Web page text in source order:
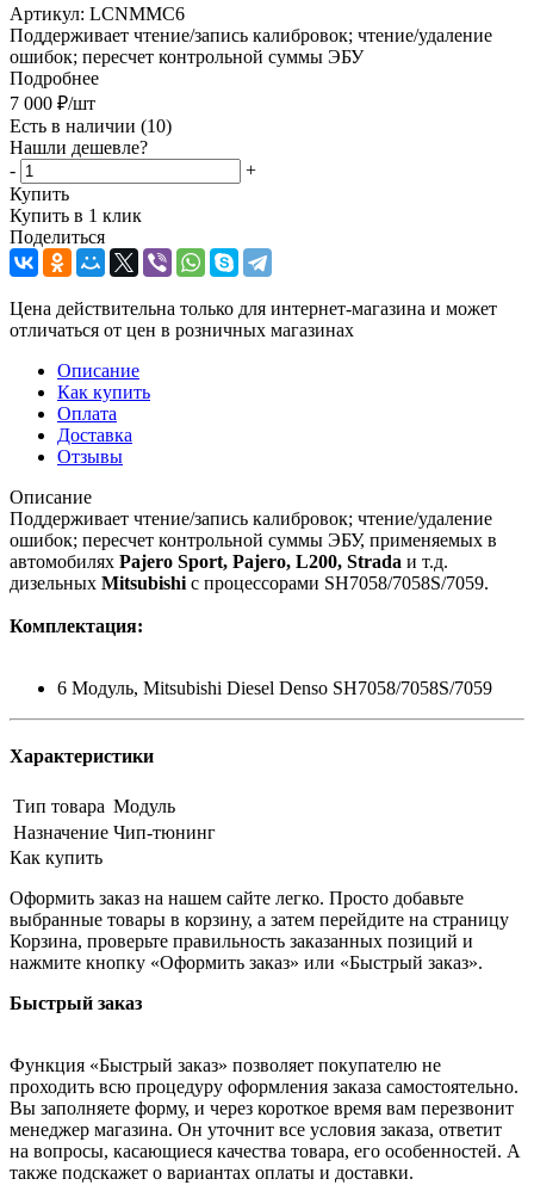
Артикул: LCNMMC6
Поддерживает чтение/запись калибровок; чтение/удаление
ошибок; пересчет контрольной суммы ЭБУ
Подробнее
7 000 ₽/шт
Есть в наличии (10)
Нашли дешевле?
-
+
Купить
Купить в 1 клик
Поделиться
Цена действительна только для интернет-магазина и может
отличаться от цен в розничных магазинах
Описание
Как купить
Оплата
Доставка
Отзывы
Описание
Поддерживает чтение/запись калибровок; чтение/удаление
ошибок; пересчет контрольной суммы ЭБУ, применяемых в
автомобилях Pajero Sport, Pajero, L200, Strada и т.д.
дизельных Mitsubishi с процессорами SH7058/7058S/7059.
Комплектация:
6 Модуль, Mitsubishi Diesel Denso SH7058/7058S/7059
Характеристики
Тип товара Модуль
Назначение Чип-тюнинг
Как купить
Оформить заказ на нашем сайте легко. Просто добавьте
выбранные товары в корзину, а затем перейдите на страницу
Корзина, проверьте правильность заказанных позиций и
нажмите кнопку «Оформить заказ» или «Быстрый заказ».
Быстрый заказ
Функция «Быстрый заказ» позволяет покупателю не
проходить всю процедуру оформления заказа самостоятельно.
Вы заполняете форму, и через короткое время вам перезвонит
менеджер магазина. Он уточнит все условия заказа, ответит
на вопросы, касающиеся качества товара, его особенностей. А
также подскажет о вариантах оплаты и доставки.